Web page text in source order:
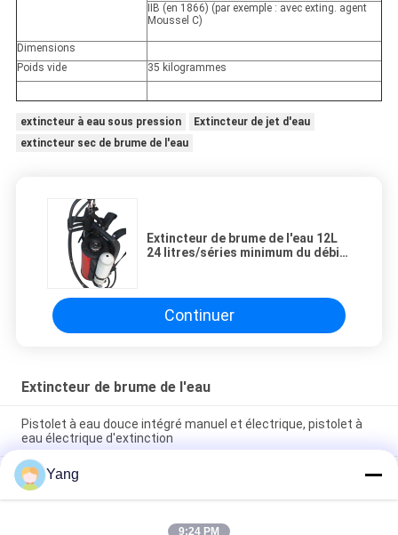
IIB (en 1866) (par exemple : avec exting. agent
Moussel C)
Dimensions
Poids vide
35 kilogrammes
extincteur à eau sous pression
Extincteur de jet d'eau
extincteur sec de brume de l'eau
Extincteur de brume de l'eau 12L
24 litres/séries minimum du débit
Continuer
Extincteur de brume de l'eau
Pistolet à eau douce intégré manuel et électrique, pistolet à
eau électrique d'extinction
Le long CE de Jet Distance 18m a certifié l'extincteur de
brume de l'eau de 9 litres
Robot indépendant mobile puissant de désinfection et d'anti-
Yang
9:24 PM